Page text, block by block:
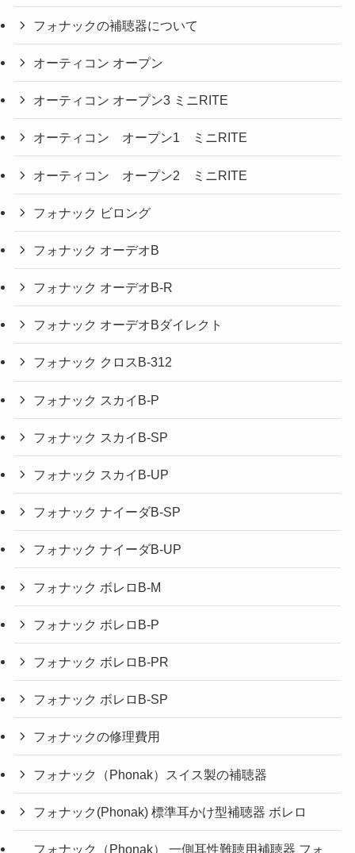
フォナックの補聴器について
オーティコン オープン
オーティコン オープン3 ミニRITE
オーティコン オープン1 ミニRITE
オーティコン オープン2 ミニRITE
フォナック ビロング
フォナック オーデオB
フォナック オーデオB-R
フォナック オーデオBダイレクト
フォナック クロスB-312
フォナック スカイB-P
フォナック スカイB-SP
フォナック スカイB-UP
フォナック ナイーダB-SP
フォナック ナイーダB-UP
フォナック ボレロB-M
フォナック ボレロB-P
フォナック ボレロB-PR
フォナック ボレロB-SP
フォナックの修理費用
フォナック（Phonak）スイス製の補聴器
フォナック(Phonak) 標準耳かけ型補聴器 ボレロ
フォナック（Phonak） 一側耳性難聴用補聴器 フォ